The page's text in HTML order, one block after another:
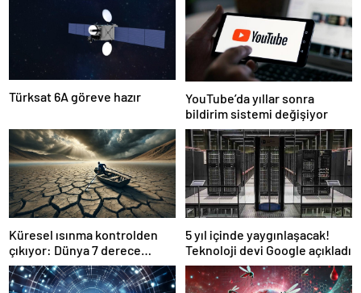
Türksat 6A göreve hazır
YouTube’da yıllar sonra
bildirim sistemi değişiyor
Küresel ısınma kontrolden
çıkıyor: Dünya 7 derece
ısınabilir
5 yıl içinde yaygınlaşacak!
Teknoloji devi Google açıkladı